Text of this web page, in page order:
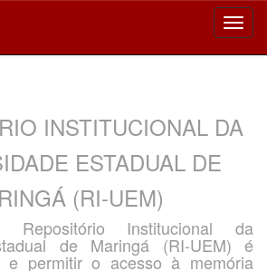
INSTITUCIONAL DA
ESTADUAL DE
(RI-UEM)
Institucional da
de Maringá (RI-UEM) é
e permitir o acesso à memória